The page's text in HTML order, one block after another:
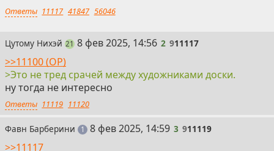
Ответы 11117 41847 56046
Цутому Нихэй 21пост
2
8 фев 2025, 14:56 2 911117
>>11100 (OP)
>Это не тред срачей между художниками доски.
ну тогда не интересно
Ответы 11119 11120
Фавн Барберини 1 пост
3
8 фев 2025, 14:59 3 911119
>>11117